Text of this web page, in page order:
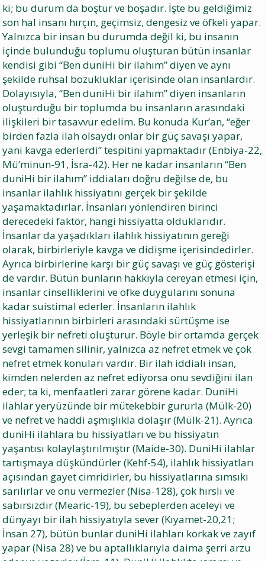
ki; bu durum da boştur ve boşadır. İşte bu geldiğimiz
son hal insanı hırçın, geçimsiz, dengesiz ve öfkeli yapar.
Yalnızca bir insan bu durumda değil ki, bu insanın
içinde bulunduğu toplumu oluşturan bütün insanlar
kendisi gibi “Ben duniHi bir ilahım” diyen ve aynı
şekilde ruhsal bozukluklar içerisinde olan insanlardır.
Dolayısıyla, “Ben duniHi bir ilahım” diyen insanların
oluşturduğu bir toplumda bu insanların arasındaki
ilişkileri bir tasavvur edelim. Bu konuda Kur’an, “eğer
birden fazla ilah olsaydı onlar bir güç savaşı yapar,
yani kavga ederlerdi” tespitini yapmaktadır (Enbiya-22,
Mü’minun-91, İsra-42). Her ne kadar insanların “Ben
duniHi bir ilahım” iddiaları doğru değilse de, bu
insanlar ilahlık hissiyatını gerçek bir şekilde
yaşamaktadırlar. İnsanları yönlendiren birinci
derecedeki faktör, hangi hissiyatta olduklarıdır.
İnsanlar da yaşadıkları ilahlık hissiyatının gereği
olarak, birbirleriyle kavga ve didişme içerisindedirler.
Ayrıca birbirlerine karşı bir güç savaşı ve güç gösterişi
de vardır. Bütün bunların hakkıyla cereyan etmesi için,
insanlar cinselliklerini ve öfke duygularını sonuna
kadar suistimal ederler. İnsanların ilahlık
hissiyatlarının birbirleri arasındaki sürtüşme ise
yerleşik bir nefreti oluşturur. Böyle bir ortamda gerçek
sevgi tamamen silinir, yalnızca az nefret etmek ve çok
nefret etmek konuları vardır. Bir ilah iddialı insan,
kimden nelerden az nefret ediyorsa onu sevdiğini ilan
eder; ta ki, menfaatleri zarar görene kadar. DuniHi
ilahlar yeryüzünde bir mütekebbir gururla (Mülk-20)
ve nefret ve haddi aşmışlıkla dolaşır (Mülk-21). Ayrıca
duniHi ilahlara bu hissiyatları ve bu hissiyatın
yaşantısı kolaylaştırılmıştır (Maide-30). DuniHi ilahlar
tartışmaya düşkündürler (Kehf-54), ilahlık hissiyatları
açısından gayet cimridirler, bu hissiyatlarına sımsıkı
sarılırlar ve onu vermezler (Nisa-128), çok hırslı ve
sabırsızdır (Mearic-19), bu sebeplerden aceleyi ve
dünyayı bir ilah hissiyatıyla sever (Kıyamet-20,21;
İnsan 27), bütün bunlar duniHi ilahları korkak ve zayıf
yapar (Nisa 28) ve bu aptallıklarıyla daima şerri arzu